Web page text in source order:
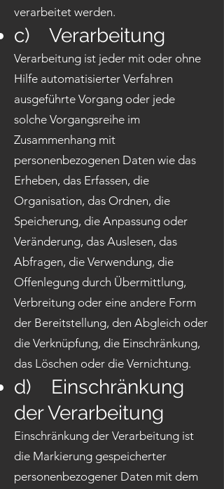
verarbeitet werden.
c) Verarbeitung
Verarbeitung ist jeder mit oder ohne
Hilfe automatisierter Verfahren
ausgeführte Vorgang oder jede
solche Vorgangsreihe im
Zusammenhang mit
personenbezogenen Daten wie das
Erheben, das Erfassen, die
Organisation, das Ordnen, die
Speicherung, die Anpassung oder
Veränderung, das Auslesen, das
Abfragen, die Verwendung, die
Offenlegung durch Übermittlung,
Verbreitung oder eine andere Form
der Bereitstellung, den Abgleich oder
die Verknüpfung, die Einschränkung,
das Löschen oder die Vernichtung.
d) Einschränkung
der Verarbeitung
Einschränkung der Verarbeitung ist
die Markierung gespeicherter
personenbezogener Daten mit dem